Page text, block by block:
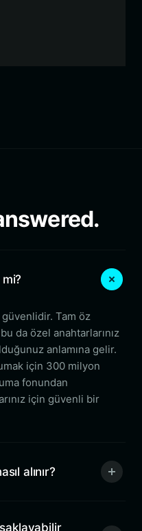
Tam öz
da özel anahtarlarınız
anlamına gelir.
için 300 milyon
fonundan
için güvenli bir
alınır?